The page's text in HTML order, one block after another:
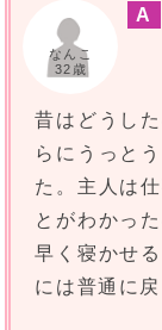
なんこ
32歳
A
昔はどうし
らにうっと
た。主人は
とがわかっ
早く寝かせ
には普通に